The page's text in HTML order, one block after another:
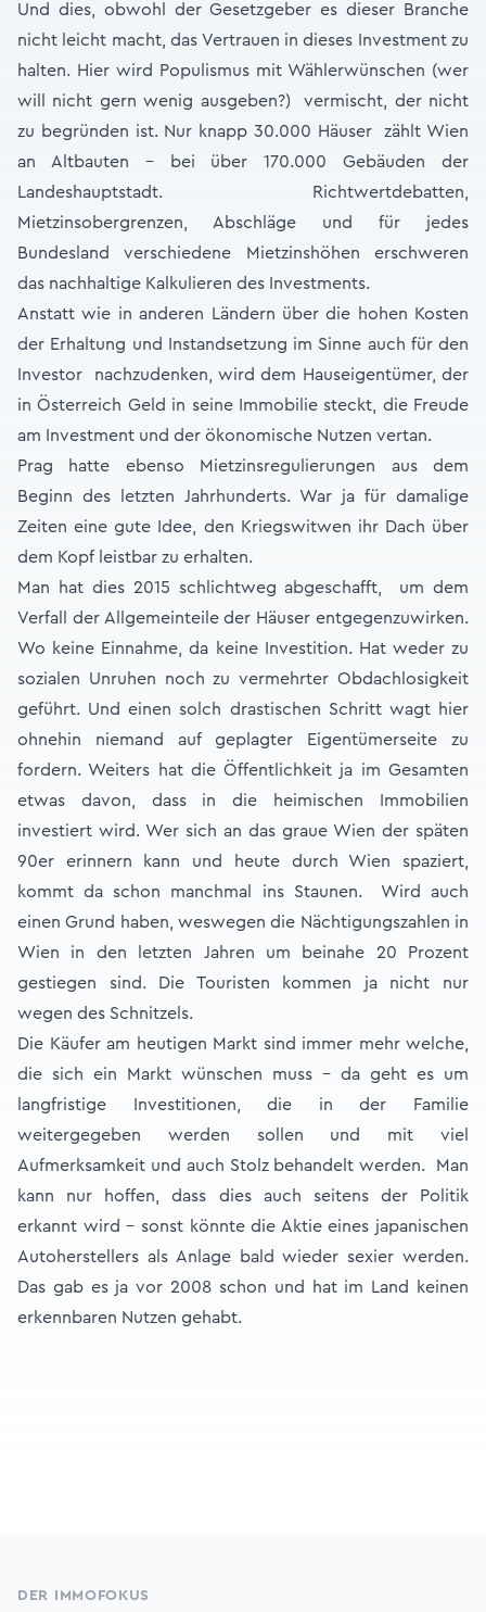
Und dies, obwohl der Gesetzgeber es dieser Branche
nicht leicht macht, das Vertrauen in dieses Investment zu
halten. Hier wird Populismus mit Wählerwünschen (wer
will nicht gern wenig ausgeben?) vermischt, der nicht
zu begründen ist. Nur knapp 30.000 Häuser zählt Wien
an Altbauten – bei über 170.000 Gebäuden der
Landeshauptstadt. Richtwertdebatten,
Mietzinsobergrenzen, Abschläge und für jedes
Bundesland verschiedene Mietzinshöhen erschweren
das nachhaltige Kalkulieren des Investments.
Anstatt wie in anderen Ländern über die hohen Kosten
der Erhaltung und Instandsetzung im Sinne auch für den
Investor nachzudenken, wird dem Hauseigentümer, der
in Österreich Geld in seine Immobilie steckt, die Freude
am Investment und der ökonomische Nutzen vertan.
Prag hatte ebenso Mietzinsregulierungen aus dem
Beginn des letzten Jahrhunderts. War ja für damalige
Zeiten eine gute Idee, den Kriegswitwen ihr Dach über
dem Kopf leistbar zu erhalten.
Man hat dies 2015 schlichtweg abgeschafft, um dem
Verfall der Allgemeinteile der Häuser entgegenzuwirken.
Wo keine Einnahme, da keine Investition. Hat weder zu
sozialen Unruhen noch zu vermehrter Obdachlosigkeit
geführt. Und einen solch drastischen Schritt wagt hier
ohnehin niemand auf geplagter Eigentümerseite zu
fordern. Weiters hat die Öffentlichkeit ja im Gesamten
etwas davon, dass in die heimischen Immobilien
investiert wird. Wer sich an das graue Wien der späten
90er erinnern kann und heute durch Wien spaziert,
kommt da schon manchmal ins Staunen. Wird auch
einen Grund haben, weswegen die Nächtigungszahlen in
Wien in den letzten Jahren um beinahe 20 Prozent
gestiegen sind. Die Touristen kommen ja nicht nur
wegen des Schnitzels.
Die Käufer am heutigen Markt sind immer mehr welche,
die sich ein Markt wünschen muss – da geht es um
langfristige Investitionen, die in der Familie
weitergegeben werden sollen und mit viel
Aufmerksamkeit und auch Stolz behandelt werden. Man
kann nur hoffen, dass dies auch seitens der Politik
erkannt wird – sonst könnte die Aktie eines japanischen
Autoherstellers als Anlage bald wieder sexier werden.
Das gab es ja vor 2008 schon und hat im Land keinen
erkennbaren Nutzen gehabt.
DER IMMOFOKUS